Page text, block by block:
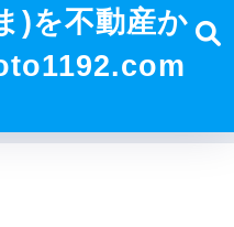
)を不動産か